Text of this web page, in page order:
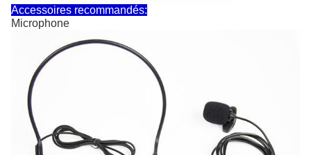
Accessoires recommandés:
Microphone